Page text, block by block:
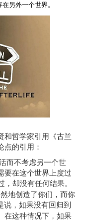
另外一个世界。
和哲学家引用《古兰
点的引用：
而不考虑另一个世
要在这个世界上度过
却没有任何结果。
地创造了你们，而你
说，如果没有回归到
在这种情况下，如果